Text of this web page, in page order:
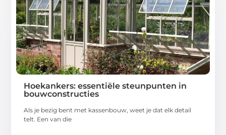
Hoekankers: essentiële steunpunten in
bouwconstructies
Als je bezig bent met kassenbouw, weet je dat elk detail
telt. Een van die